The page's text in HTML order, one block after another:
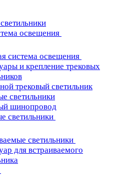
освещения
система освещения
и крепление трековых
трековый светильник
светильники
шинопровод
светильники
светильники
для встраиваемого